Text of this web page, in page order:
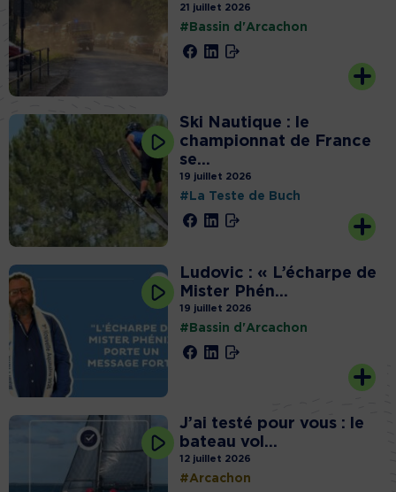
21 juillet 2026
#Bassin d'Arcachon
Ski Nautique : le
championnat de France
se...
19 juillet 2026
#La Teste de Buch
Ludovic : « L’écharpe de
Mister Phén...
19 juillet 2026
#Bassin d'Arcachon
J’ai testé pour vous : le
bateau vol...
12 juillet 2026
#Arcachon